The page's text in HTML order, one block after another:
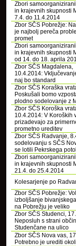
Zbori
in krajevnih skupnosti
7.4. do 11.4.2014
Zbor SČS Pobrežje:
je najbolj pereča
promet
Zbori
in krajevnih skupnosti
od 14. do 18. aprila
Zbor SČS Magdalena,
10.4.2014:
naj bo standard
Zbor SČS Koraška
Poskušali bomo
plodno sodelovanje z
Zbor SČS Koroška
10.4.2014: V Koroških
prizadevajo za
prometno ureditev
Zbor SČS Radvanje,
sodelovanju s SČS
se lotili Pekrskega
Zbori
in krajevnih skupnosti
21.4. do 25.4.2014
Kolesarjenje po
Zbor SČS Pobrežje:
izboljšanje
na Pobrežju je veliko
Zbor SČS Studenci,
Neposluh s strani
Studenčane na ulico
Zbor SČS Nova vas,
Potrebno je urediti